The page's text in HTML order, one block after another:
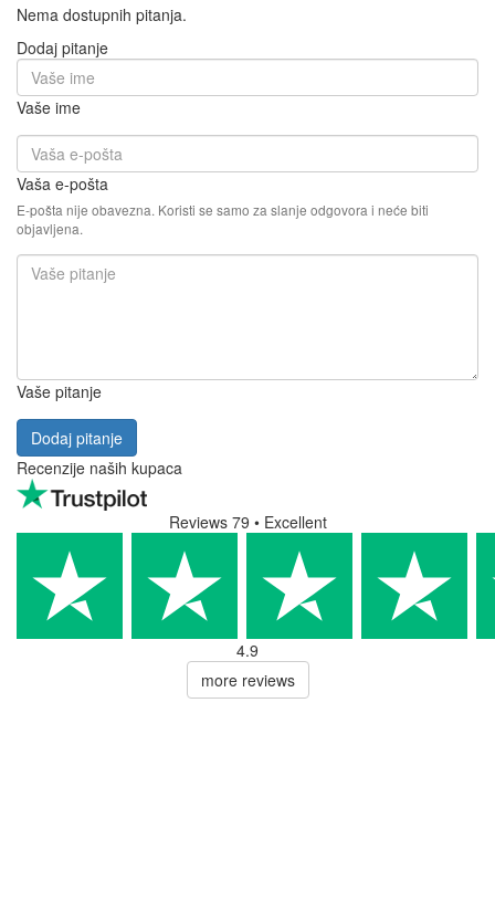
Nema dostupnih pitanja.
Dodaj pitanje
Vaše ime
Vaša e-pošta
E-pošta nije obavezna. Koristi se samo za slanje odgovora i neće biti
objavljena.
Vaše pitanje
Dodaj pitanje
Recenzije naših kupaca
Reviews 79 • Excellent
4.9
more reviews